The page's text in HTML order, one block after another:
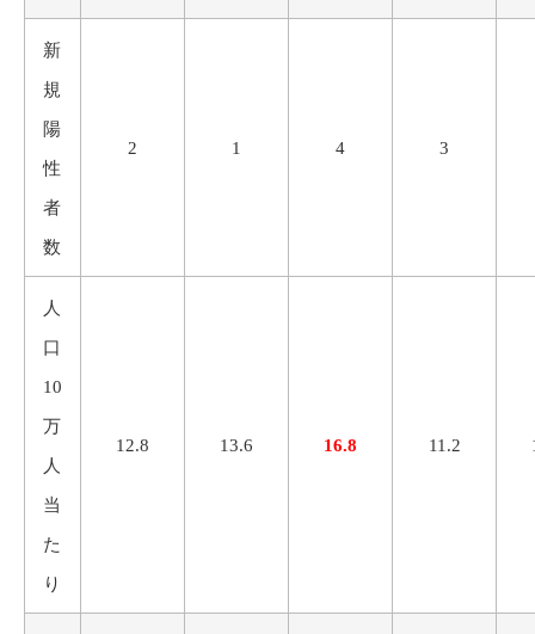
新
規
陽
性
者
数
2 1 4 3
人
口
10
万
人
当
た
り
12.8 13.6 16.8 11.2